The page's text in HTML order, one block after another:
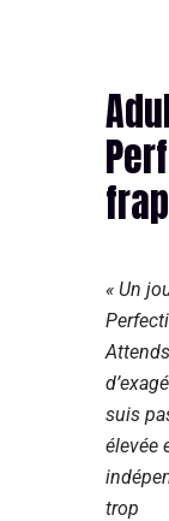
« Un
suis
élevée
trop